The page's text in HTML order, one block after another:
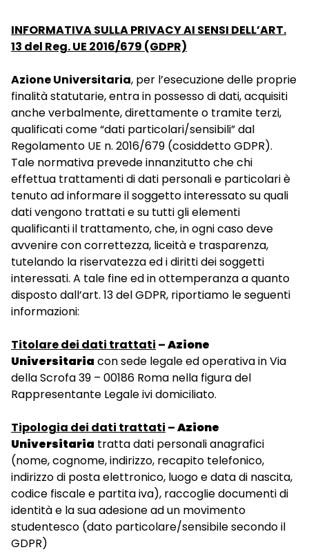
INFORMATIVA SULLA PRIVACY AI SENSI DELL’ART.
13 del Reg. UE 2016/679 (GDPR)
Azione Universitaria, per l’esecuzione delle proprie
finalità statutarie, entra in possesso di dati, acquisiti
anche verbalmente, direttamente o tramite terzi,
qualificati come “dati particolari/sensibili” dal
Regolamento UE n. 2016/679 (cosiddetto GDPR).
Tale normativa prevede innanzitutto che chi
effettua trattamenti di dati personali e particolari è
tenuto ad informare il soggetto interessato su quali
dati vengono trattati e su tutti gli elementi
qualificanti il trattamento, che, in ogni caso deve
avvenire con correttezza, liceità e trasparenza,
tutelando la riservatezza ed i diritti dei soggetti
interessati. A tale fine ed in ottemperanza a quanto
disposto dall’art. 13 del GDPR, riportiamo le seguenti
informazioni:
Titolare dei dati trattati –Azione
Universitaria con sede legale ed operativa in Via
della Scrofa 39 – 00186 Roma nella figura del
Rappresentante Legale ivi domiciliato.
Tipologia dei dati trattati –Azione
Universitaria tratta dati personali anagrafici
(nome, cognome, indirizzo, recapito telefonico,
indirizzo di posta elettronico, luogo e data di nascita,
codice fiscale e partita iva), raccoglie documenti di
identità e la sua adesione ad un movimento
studentesco (dato particolare/sensibile secondo il
GDPR)